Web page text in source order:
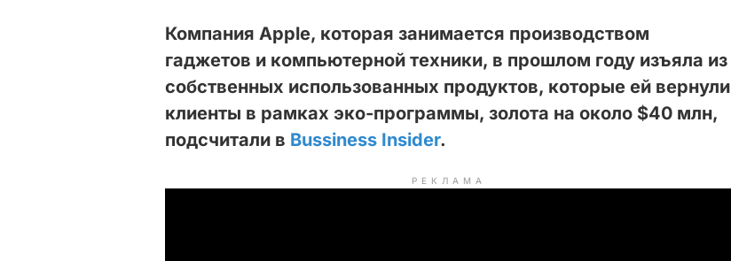
Компания Apple, которая занимается производством
гаджетов и компьютерной техники, в прошлом году изъяла из
собственных использованных продуктов, которые ей вернули
клиенты в рамках эко-программы, золота на около $40 млн,
подсчитали в Bussiness Insider.
РЕКЛАМА